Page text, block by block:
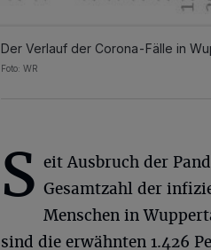
Der Verlauf der Corona-Fälle in
Foto: WR
S eit Ausbruch der
Gesamtzahl der
Menschen in
sind die erwähnten 1.426